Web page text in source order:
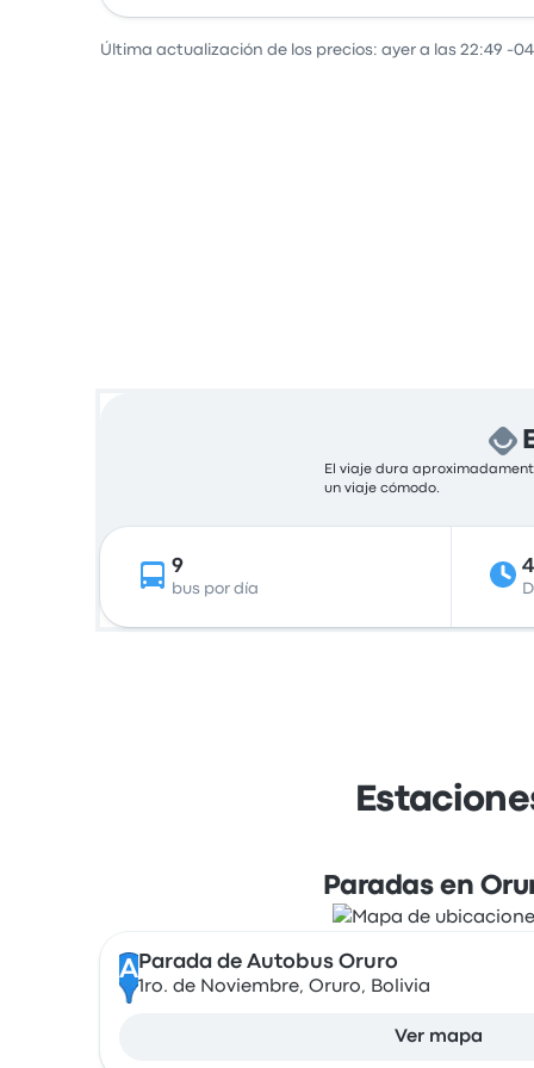
Última actualización de los precios: ayer a las 22:49 -
El viaje dura
un viaje cómodo.
9
bus por día
Paradas en
A Parada de Autobus Oruro
1ro. de Noviembre, Oruro, Bolivia
Ver mapa